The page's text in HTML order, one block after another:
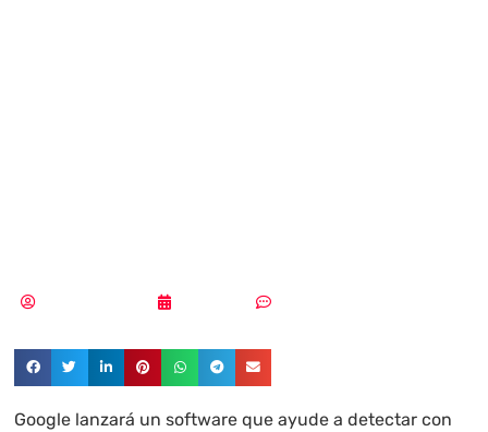
Google lanzará un software que ayude a detectar con